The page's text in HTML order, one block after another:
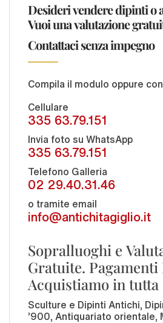
Desideri vendere dipinti o
Vuoi una valutazione
Contattaci senza impegno
Compila il modulo oppure
Cellulare
335 63.79.151
Invia foto su WhatsApp
335 63.79.151
Telefono Galleria
02 29.40.31.46
o tramite email
info@antichitagiglio.it
Sopralluoghi e
Gratuite.
Acquistiamo in tutta
Sculture e Dipinti Antichi,
'900, Antiquariato orientale,